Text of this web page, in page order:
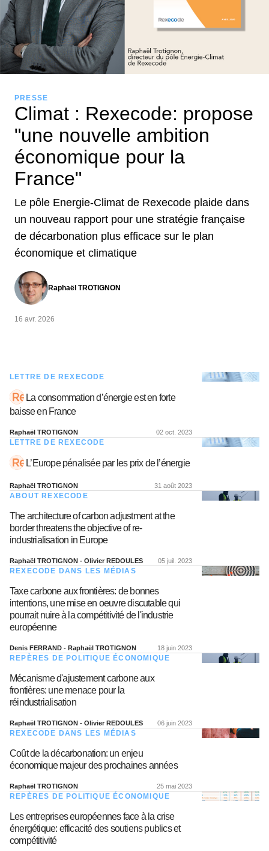
PRESSE
Climat : Rexecode: propose
"une nouvelle ambition
économique pour la
France"
Le pôle Energie-Climat de Rexecode plaide dans
un nouveau rapport pour une stratégie française
de décarbonation plus efficace sur le plan
économique et climatique
Raphaël TROTIGNON
16 avr. 2026
LETTRE DE REXECODE
La consommation d’énergie est en forte
baisse en France
Raphaël TROTIGNON 02 oct. 2023
LETTRE DE REXECODE
L’Europe pénalisée par les prix de l’énergie
Raphaël TROTIGNON 31 août 2023
ABOUT REXECODE
The architecture of carbon adjustment at the
border threatens the objective of re-
industrialisation in Europe
Raphaël TROTIGNON - Olivier REDOULES 05 juil. 2023
REXECODE DANS LES MÉDIAS
Taxe carbone aux frontières: de bonnes
intentions, une mise en oeuvre discutable qui
pourrait nuire à la compétitivité de l'industrie
européenne
Denis FERRAND - Raphaël TROTIGNON 18 juin 2023
REPÈRES DE POLITIQUE ÉCONOMIQUE
Mécanisme d'ajustement carbone aux
frontières: une menace pour la
réindustrialisation
Raphaël TROTIGNON - Olivier REDOULES 06 juin 2023
REXECODE DANS LES MÉDIAS
Coût de la décarbonation: un enjeu
économique majeur des prochaines années
Raphaël TROTIGNON 25 mai 2023
REPÈRES DE POLITIQUE ÉCONOMIQUE
Les entreprises européennes face à la crise
énergétique: efficacité des soutiens publics et
compétitivité